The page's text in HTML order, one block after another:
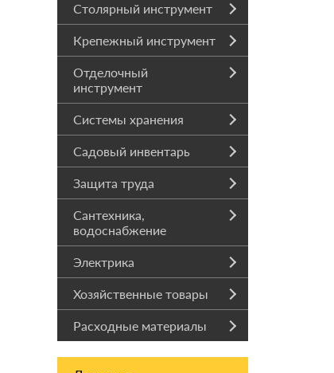
Столярный инструмент
Крепежный инструмент
Отделочный
инструмент
Системы хранения
Садовый инвентарь
Защита труда
Сантехника,
водоснабжение
Электрика
Хозяйственные товары
Расходные материалы